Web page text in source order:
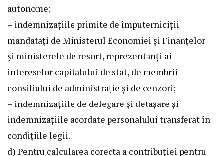
autonome;
– indemnizaţiile primite de împuterniciţii
mandataţi de Ministerul Economiei şi Finanţelor
şi ministerele de resort, reprezentanţi ai
intereselor capitalului de stat, de membrii
consiliului de administraţie şi de cenzori;
– indemnizaţiile de delegare şi detaşare şi
indemnizaţiile acordate personalului transferat în
condiţiile legii.
d) Pentru calcularea corecta a contribuţiei pentru